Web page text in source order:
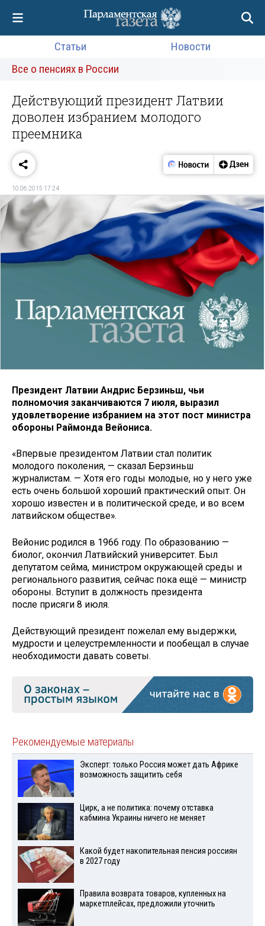
Статьи
Новости
Все о пенсиях в России
Действующий президент Латвии
доволен избранием молодого
преемника
10.06.2015 17:24
Президент Латвии Андрис Берзиньш, чьи
полномочия заканчиваются 7 июля, выразил
удовлетворение избранием на этот пост министра
обороны Раймонда Вейониса.
«Впервые президентом Латвии стал политик
молодого поколения, — сказал Берзиньш
журналистам. — Хотя его годы молодые, но у него уже
есть очень большой хороший практический опыт. Он
хорошо известен и в политической среде, и во всем
латвийском обществе».
Вейонис родился в 1966 году. По образованию —
биолог, окончил Латвийский университет. Был
депутатом сейма, министром окружающей среды и
регионального развития, сейчас пока ещё — министр
обороны. Вступит в должность президента
после присяги 8 июля.
Действующий президент пожелал ему выдержки,
мудрости и целеустремленности и пообещал в случае
необходимости давать советы.
Рекомендуемые материалы
Эксперт: только Россия может дать Африке
возможность защитить себя
Цирк, а не политика: почему отставка
кабмина Украины ничего не меняет
Какой будет накопительная пенсия россиян
в 2027 году
Правила возврата товаров, купленных на
маркетплейсах, предложили уточнить